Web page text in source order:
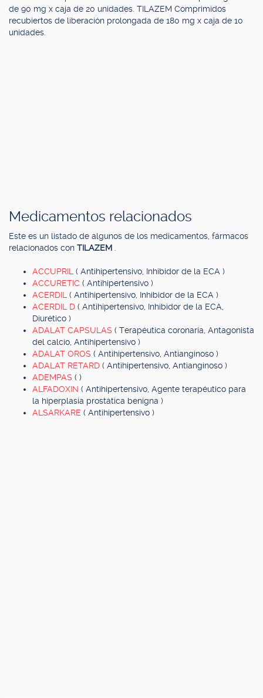
de 90 mg x caja de 20 unidades. TILAZEM Comprimidos
recubiertos de liberación prolongada de 180 mg x caja de 10
unidades.
Medicamentos relacionados
Este es un listado de algunos de los medicamentos, fármacos
relacionados con TILAZEM
ACCUPRIL ( Antihipertensivo, Inhibidor de la ECA )
ACCURETIC ( Antihipertensivo )
ACERDIL ( Antihipertensivo, Inhibidor de la ECA )
ACERDIL D ( Antihipertensivo, Inhibidor de la ECA,
Diurético )
ADALAT CAPSULAS ( Terapéutica coronaria, Antagonista
del calcio, Antihipertensivo )
ADALAT OROS ( Antihipertensivo, Antianginoso )
ADALAT RETARD ( Antihipertensivo, Antianginoso )
ADEMPAS ( )
ALFADOXIN ( Antihipertensivo, Agente terapéutico para
la hiperplasia prostática benigna )
ALSARKARE ( Antihipertensivo )